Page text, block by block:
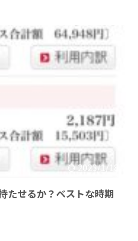
2023/1/18
たせるか？ベストな時期